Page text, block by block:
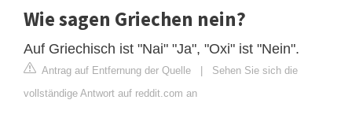
Wie sagen Griechen nein?
Auf Griechisch ist "Nai" "Ja", "Oxi" ist "Nein".
Antrag auf Entfernung der Quelle | Sehen Sie sich die
vollständige Antwort auf reddit.com an